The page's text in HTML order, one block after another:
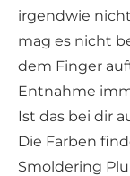
irgendwie
mag es nicht
dem Finger
Entnahme
Ist das bei dir
Die Farben
Smoldering